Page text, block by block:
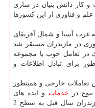
كار دانش بنیان در ساری
در مجموع بیش از 400 پارك علم و فناوری از این كشورها
غرب آسیا و شمال آفریقای
در مازندران مستقر شد
در تعامل خوب با مجموعه
برای تبادل اطلاعات و
تعاملات خارجی و همینطور
در خدمات و ایده های
نوآورانه بود كه پارك علم و فناوری مازندران سال قبل به سطح 2